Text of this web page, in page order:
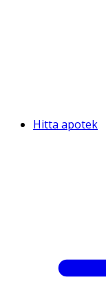
Hitta apotek